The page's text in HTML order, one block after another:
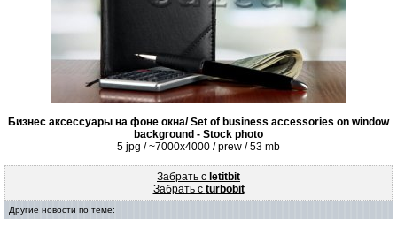
Бизнес аксессуары на фоне окна/ Set of business accessories on window
background - Stock photo
5 jpg / ~7000x4000 / prew / 53 mb
Забрать с letitbit
Забрать с turbobit
Другие новости по теме: